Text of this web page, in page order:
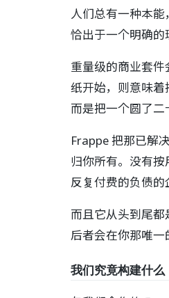
人们总有一种本
恰出于一个明确的
重量级的商业套
纸开始，则意味着
而是把一个圆了二
Frappe 把那已解
归你所有。没有
反复付费的负债的
而且它从头到尾
后者会在你那唯
我们究竟构建什么